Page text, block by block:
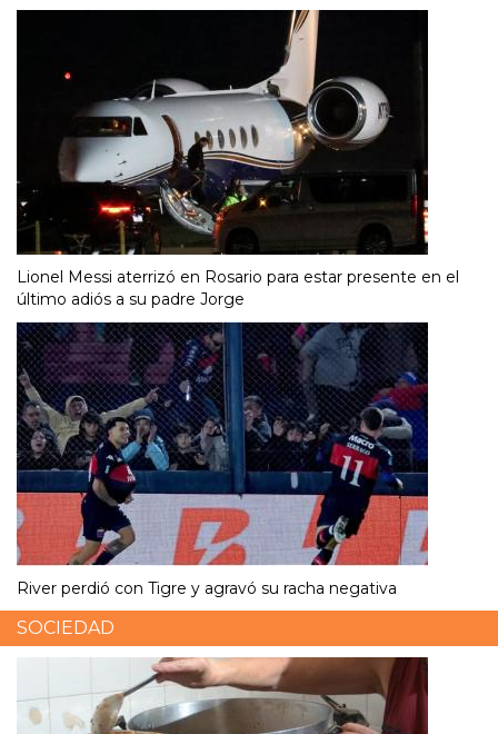
Lionel Messi aterrizó en Rosario para estar presente en el
último adiós a su padre Jorge
River perdió con Tigre y agravó su racha negativa
SOCIEDAD